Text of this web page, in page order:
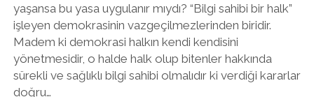
yaşansa bu yasa uygulanır mıydı? “Bilgi sahibi bir halk”
işleyen demokrasinin vazgeçilmezlerinden biridir.
Madem ki demokrasi halkın kendi kendisini
yönetmesidir, o halde halk olup bitenler hakkında
sürekli ve sağlıklı bilgi sahibi olmalıdır ki verdiği kararlar
doğru…